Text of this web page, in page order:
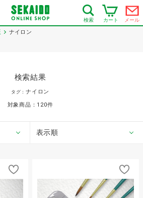
検索 カート メール
ナイロン
検索結果
タグ：ナイロン
対象商品： 120件
表示順